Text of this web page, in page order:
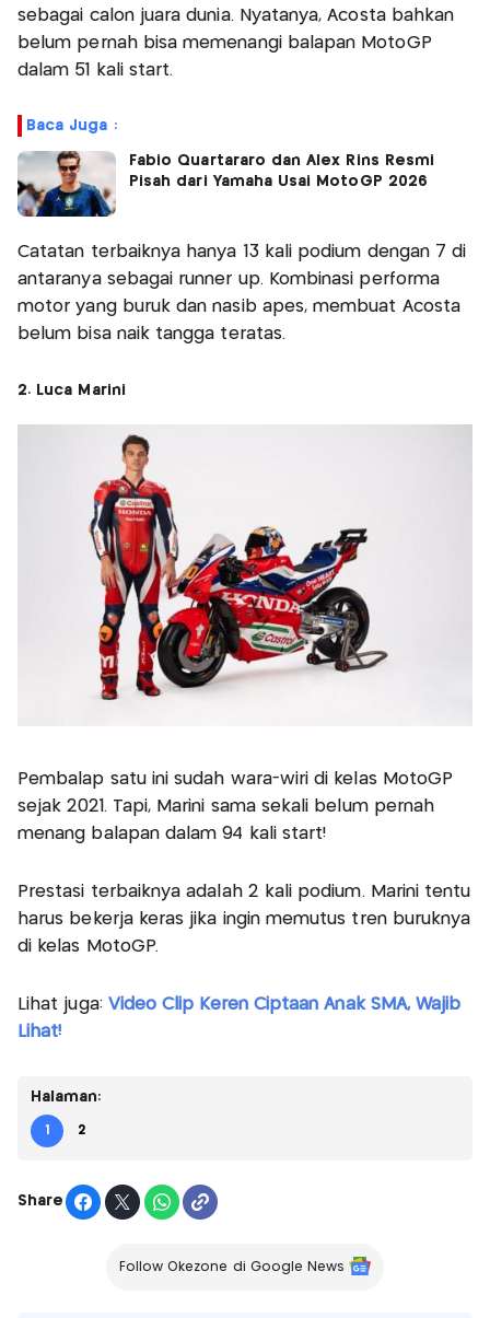
sebagai calon juara dunia. Nyatanya, Acosta bahkan
belum pernah bisa memenangi balapan MotoGP
dalam 51 kali start.
Baca Juga :
Fabio Quartararo dan Alex Rins Resmi
Pisah dari Yamaha Usai MotoGP 2026
Catatan terbaiknya hanya 13 kali podium dengan 7 di
antaranya sebagai runner up. Kombinasi performa
motor yang buruk dan nasib apes, membuat Acosta
belum bisa naik tangga teratas.
2. Luca Marini
Pembalap satu ini sudah wara-wiri di kelas MotoGP
sejak 2021. Tapi, Marini sama sekali belum pernah
menang balapan dalam 94 kali start!
Prestasi terbaiknya adalah 2 kali podium. Marini tentu
harus bekerja keras jika ingin memutus tren buruknya
di kelas MotoGP.
Lihat juga: Video Clip Keren Ciptaan Anak SMA, Wajib
Lihat!
Halaman:
1 2
Share
Follow Okezone di Google News